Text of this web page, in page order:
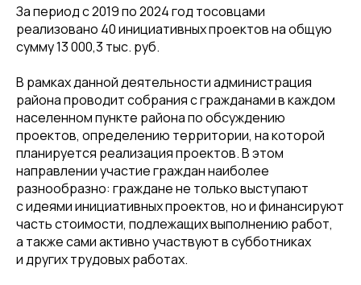
За период с 2019 по 2024 год тосовцами
реализовано 40 инициативных проектов на общую
сумму 13 000,3 тыс. руб.
В рамках данной деятельности администрация
района проводит собрания с гражданами в каждом
населенном пункте района по обсуждению
проектов, определению территории, на которой
планируется реализация проектов. В этом
направлении участие граждан наиболее
разнообразно: граждане не только выступают
с идеями инициативных проектов, но и финансируют
часть стоимости, подлежащих выполнению работ,
а также сами активно участвуют в субботниках
и других трудовых работах.